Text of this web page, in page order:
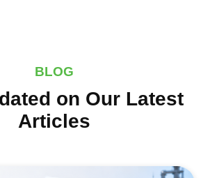
BLOG
on Our Latest
Articles